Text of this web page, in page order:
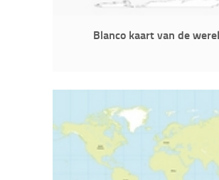
Blanco kaart van de